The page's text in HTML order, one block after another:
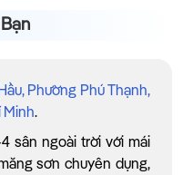
Phường Phú Thạnh,
Minh.
sân ngoài trời với mái
sơn chuyên dụng,